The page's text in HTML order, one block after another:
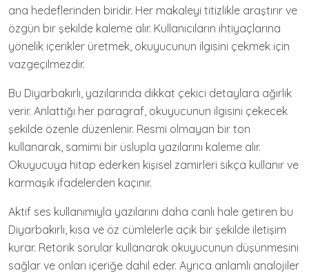
ana hedeflerinden biridir. Her makaleyi titizlikle araştırır ve
özgün bir şekilde kaleme alır. Kullanıcıların ihtiyaçlarına
yönelik içerikler üretmek, okuyucunun ilgisini çekmek için
vazgeçilmezdir.
Bu Diyarbakırlı, yazılarında dikkat çekici detaylara ağırlık
verir. Anlattığı her paragraf, okuyucunun ilgisini çekecek
şekilde özenle düzenlenir. Resmi olmayan bir ton
kullanarak, samimi bir üslupla yazılarını kaleme alır.
Okuyucuya hitap ederken kişisel zamirleri sıkça kullanır ve
karmaşık ifadelerden kaçınır.
Aktif ses kullanımıyla yazılarını daha canlı hale getiren bu
Diyarbakırlı, kısa ve öz cümlelerle açık bir şekilde iletişim
kurar. Retorik sorular kullanarak okuyucunun düşünmesini
sağlar ve onları içeriğe dahil eder. Ayrıca anlamlı analojiler